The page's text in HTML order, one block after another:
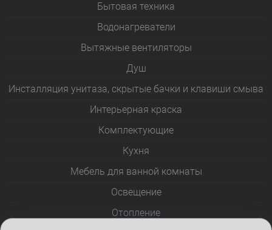
Бытовая техника
Водонагреватели
Вытяжные вентиляторы
Душ
Инсталляция унитаза, скрытые бачки и клавиши смыва
Интерьерная краска
Комплектующие
Кухня
Мебель для ванной комнаты
Освещение
Отопление